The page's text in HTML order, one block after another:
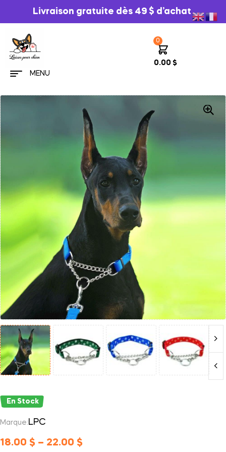
Livraison gratuite dès 49 $ d’achat
MENU
0
0.00$
En Stock
Marque: LPC
18.00 $ – 22.00 $